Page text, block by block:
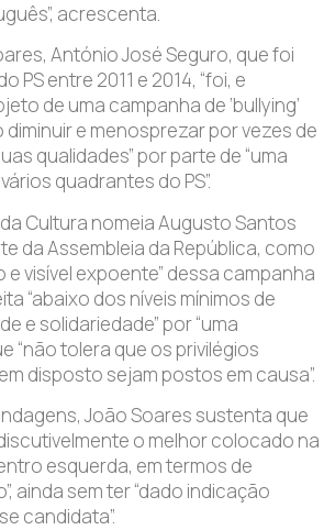
acrescenta.
António José Seguro, que foi
PS entre 2011 e 2014, “foi, e
de uma campanha de ‘bullying’
e menosprezar por vezes de
qualidades” por parte de “uma
quadrantes do PS”.
Cultura nomeia Augusto Santos
da Assembleia da República, como
e visível expoente” dessa campanha
“abaixo dos níveis mínimos de
e solidariedade” por “uma
“não tolera que os privilégios
disposto sejam postos em causa”.
João Soares sustenta que
o melhor colocado na
esquerda, em termos de
ainda sem ter “dado indicação
candidata”.